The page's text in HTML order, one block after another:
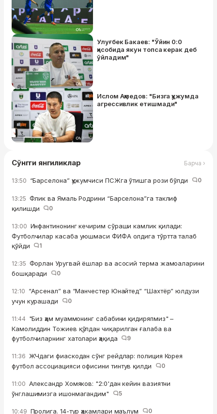
Улуғбек Бакаев: "Ўйин 0:0
ҳисобида якун топса керак деб
ўйладим"
Ислом Аҳмедов: "Бизга ҳужумда
агрессивлик етишмади"
Сўнгги янгиликлар Барча ›
13:50 “Барселона” ҳужумчиси ПСЖга ўтишга рози бўлди 0
13:25 Флик ва Ямаль Родрини “Барселона”га таклиф
қилишди
0
13:00 Инфантинонинг кечирим сўраши камлик қилади:
Футболчилар касаба уюшмаси ФИФА олдига тўртта талаб
қўйди
1
12:35 Форлан Уругвай ёшлар ва асосий терма жамоаларини
бошқаради
0
12:10 “Арсенал” ва “Манчестер Юнайтед” “Шахтёр” юлдузи
учун курашади
0
11:44 "Биз ҳам муаммонинг сабабини қидиряпмиз" –
Камолиддин Тожиев қўлдан чиқарилган ғалаба ва
футболчиларнинг хатолари ҳақида
9
11:36 ЖЧдаги фиаскодан сўнг рейдлар: полиция Корея
футбол ассоциацияси офисини тинтув қилди
0
11:00 Александр Хомяков: "2:0'дан кейин вазиятни
ўнглашимизга ишонмагандим"
5
10:49 Пролига. 14-тур ҳакамлари маълум 0